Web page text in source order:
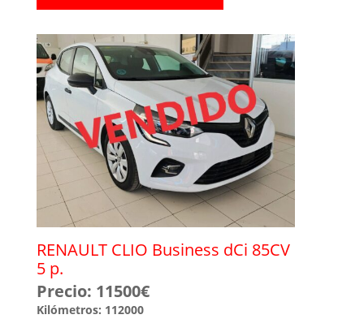
RENAULT CLIO Business dCi 85CV
5 p.
Precio: 11500€
Kilómetros: 112000